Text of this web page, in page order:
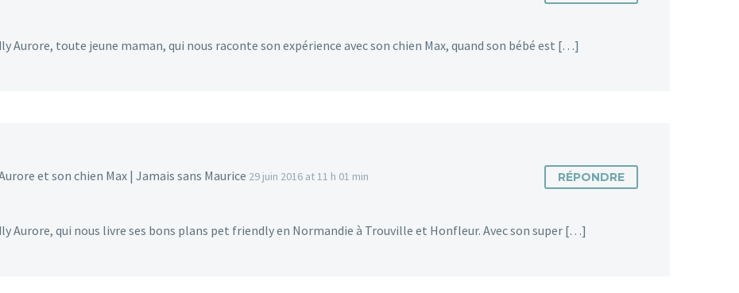
Aurore, toute jeune maman, qui nous raconte son expérience avec son chien Max, quand son bébé est […]
et son chien Max | Jamais sans Maurice 29 juin 2016 at 11 h 01 min RÉPONDRE
Aurore, qui nous livre ses bons plans pet friendly en Normandie à Trouville et Honfleur. Avec son super […]